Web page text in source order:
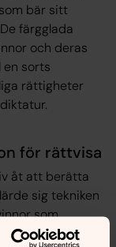
bär sitt
färgglada
och deras
en sorts
rättigheter
för rättvisa
åt att berätta
sig tekniken
som
och